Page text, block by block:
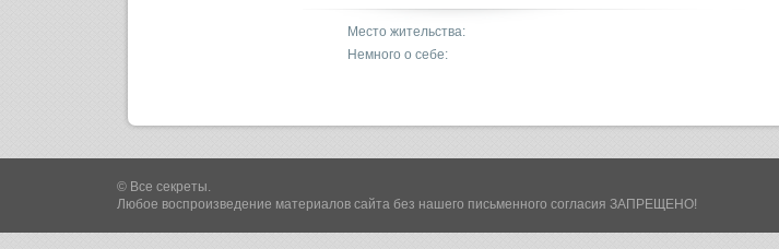
Место жительства:
Немного о себе:
© Все секреты.
Любое воспроизведение материалов сайта без нашего письменного согласия ЗАПРЕЩЕНО!